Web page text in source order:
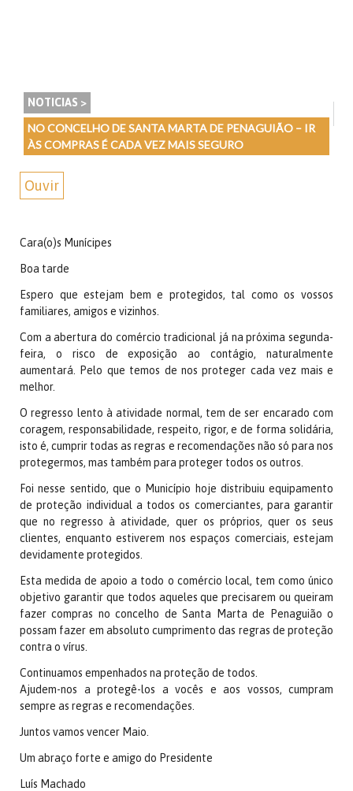
NOTICIAS >
NO CONCELHO DE SANTA MARTA DE PENAGUIÃO – IR
ÀS COMPRAS É CADA VEZ MAIS SEGURO
Ouvir
Cara(o)s Munícipes
Boa tarde
Espero que estejam bem e protegidos, tal como os vossos
familiares, amigos e vizinhos.
Com a abertura do comércio tradicional já na próxima segunda-
feira, o risco de exposição ao contágio, naturalmente
aumentará. Pelo que temos de nos proteger cada vez mais e
melhor.
O regresso lento à atividade normal, tem de ser encarado com
coragem, responsabilidade, respeito, rigor, e de forma solidária,
isto é, cumprir todas as regras e recomendações não só para nos
protegermos, mas também para proteger todos os outros.
Foi nesse sentido, que o Município hoje distribuiu equipamento
de proteção individual a todos os comerciantes, para garantir
que no regresso à atividade, quer os próprios, quer os seus
clientes, enquanto estiverem nos espaços comerciais, estejam
devidamente protegidos.
Esta medida de apoio a todo o comércio local, tem como único
objetivo garantir que todos aqueles que precisarem ou queiram
fazer compras no concelho de Santa Marta de Penaguião o
possam fazer em absoluto cumprimento das regras de proteção
contra o vírus.
Continuamos empenhados na proteção de todos.
Ajudem-nos a protegê-los a vocês e aos vossos, cumpram
sempre as regras e recomendações.
Juntos vamos vencer Maio.
Um abraço forte e amigo do Presidente
Luís Machado